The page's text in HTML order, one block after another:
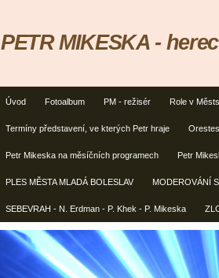
Úvod Fotoalbum PM - režisér Role v
Termíny představení, ve kterých Petr hraje Orestes
Petr Mikeska na měsíčních programech Petr
PLES MĚSTA MLADÁ BOLESLAV MODEROVÁNÍ
SEBEVRAH - N. Erdman - P. Khek - P. Mikeska
PETR MIKESKA -